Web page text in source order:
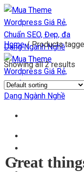
Chuyển
đến
nội
dung
Themes +
Home /Products
Showing all 2 results
Great